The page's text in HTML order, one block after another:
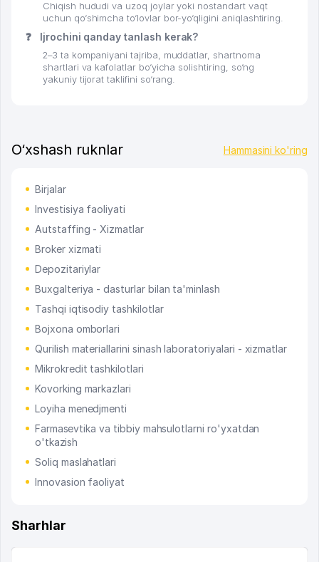
Chiqish hududi va uzoq joylar yoki nostandart vaqt
uchun qo‘shimcha to‘lovlar bor-yo‘qligini aniqlashtiring.
❓ Ijrochini qanday tanlash kerak?
2–3 ta kompaniyani tajriba, muddatlar, shartnoma
shartlari va kafolatlar bo‘yicha solishtiring, so‘ng
yakuniy tijorat taklifini so‘rang.
O‘xshash ruknlar Hammasini ko'ring
Birjalar
Investisiya faoliyati
Autstaffing - Xizmatlar
Broker xizmati
Depozitariylar
Buxgalteriya - dasturlar bilan ta'minlash
Tashqi iqtisodiy tashkilotlar
Bojxona omborlari
Qurilish materiallarini sinash laboratoriyalari - xizmatlar
Mikrokredit tashkilotlari
Kovorking markazlari
Loyiha menedjmenti
Farmasevtika va tibbiy mahsulotlarni ro'yxatdan
o'tkazish
Soliq maslahatlari
Innovasion faoliyat
Sharhlar